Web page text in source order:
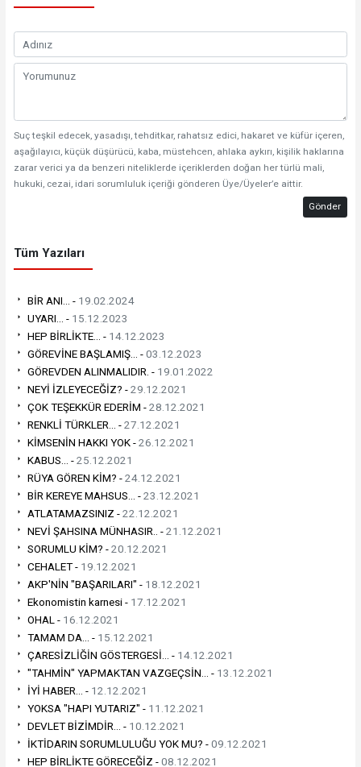
Suç teşkil edecek, yasadışı, tehditkar, rahatsız edici, hakaret ve küfür içeren,
aşağılayıcı, küçük düşürücü, kaba, müstehcen, ahlaka aykırı, kişilik haklarına
zarar verici ya da benzeri niteliklerde içeriklerden doğan her türlü mali,
hukuki, cezai, idari sorumluluk içeriği gönderen Üye/Üyeler’e aittir.
Gönder
Tüm Yazıları
BİR ANI... - 19.02.2024
UYARI... - 15.12.2023
HEP BİRLİKTE... - 14.12.2023
GÖREVİNE BAŞLAMIŞ... -03.12.2023
GÖREVDEN ALINMALIDIR. - 19.01.2022
NEYİ İZLEYECEĞİZ? -29.12.2021
ÇOK TEŞEKKÜR EDERİM -28.12.2021
RENKLİ TÜRKLER... -27.12.2021
KİMSENİN HAKKI YOK -26.12.2021
KABUS... -25.12.2021
RÜYA GÖREN KİM? -24.12.2021
BİR KEREYE MAHSUS... -23.12.2021
ATLATAMAZSINIZ -22.12.2021
NEVİ ŞAHSINA MÜNHASIR.. -21.12.2021
SORUMLU KİM? -20.12.2021
CEHALET - 19.12.2021
AKP'NİN "BAŞARILARI" - 18.12.2021
Ekonomistin karnesi - 17.12.2021
OHAL - 16.12.2021
TAMAM DA... - 15.12.2021
ÇARESİZLİĞİN GÖSTERGESİ... - 14.12.2021
"TAHMİN" YAPMAKTAN VAZGEÇSİN... - 13.12.2021
İYİ HABER... - 12.12.2021
YOKSA "HAPI YUTARIZ" - 11.12.2021
DEVLET BİZİMDİR... - 10.12.2021
İKTİDARIN SORUMLULUĞU YOK MU? -09.12.2021
HEP BİRLİKTE GÖRECEĞİZ -08.12.2021